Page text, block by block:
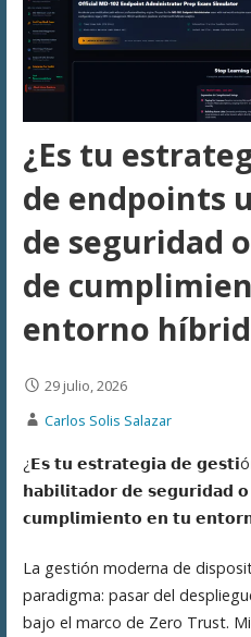
¿Es tu
de endpoints
de seguridad
de
entorno
29 julio, 2026
Carlos Solis Salazar
¿𝗘𝘀 𝘁𝘂 𝗲𝘀𝘁𝗿𝗮𝘁𝗲𝗴𝗶𝗮 𝗱𝗲
𝗵𝗮𝗯𝗶𝗹𝗶𝘁𝗮𝗱𝗼𝗿 𝗱𝗲 𝘀𝗲𝗴𝘂𝗿𝗶𝗱𝗮𝗱
𝗰𝘂𝗺𝗽𝗹𝗶𝗺𝗶𝗲𝗻𝘁𝗼 𝗲𝗻 𝘁𝘂
La gestión moderna de
paradigma: pasar del
bajo el marco de Zero Trust.